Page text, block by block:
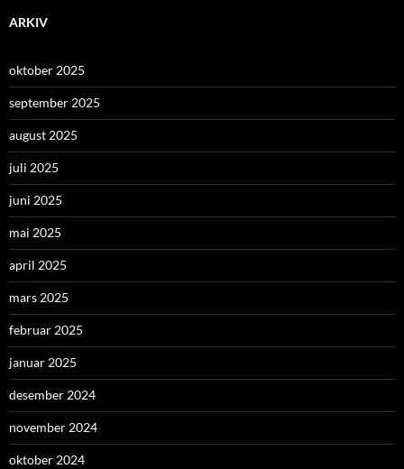
ARKIV
oktober 2025
september 2025
august 2025
juli 2025
juni 2025
mai 2025
april 2025
mars 2025
februar 2025
januar 2025
desember 2024
november 2024
oktober 2024